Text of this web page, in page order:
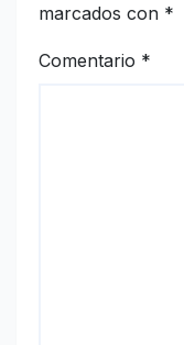
marcados con *
Comentario *